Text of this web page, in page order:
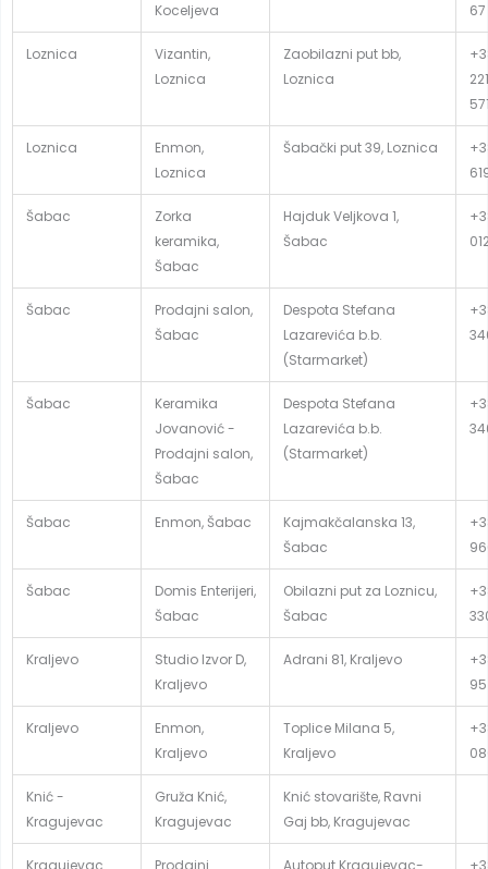
Koceljeva
Loznica
Vizantin,
Loznica
Zaobilazni put bb,
Loznica
Loznica
Enmon,
Loznica
Šabački put 39, Loznica
Šabac
Zorka
keramika,
Šabac
Hajduk Veljkova 1,
Šabac
Šabac
Prodajni salon,
Šabac
Despota Stefana
Lazarevića b.b.
(Starmarket)
Šabac
Keramika
Jovanović -
Prodajni salon,
Šabac
Despota Stefana
Lazarevića b.b.
(Starmarket)
Šabac Enmon, Šabac
Kajmakčalanska 13,
Šabac
Šabac
Domis Enterijeri,
Šabac
Obilazni put za Loznicu,
Šabac
Kraljevo
Studio Izvor D,
Kraljevo
Adrani 81, Kraljevo
Kraljevo
Enmon,
Kraljevo
Toplice Milana 5,
Kraljevo
Knić -
Kragujevac
Gruža Knić,
Kragujevac
Knić stovarište, Ravni
Gaj bb, Kragujevac